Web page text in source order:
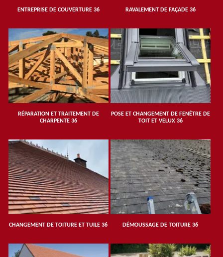
ENTREPRISE DE COUVERTURE 36 RAVALEMENT DE FAÇADE 36
RÉPARATION ET TRAITEMENT DE
CHARPENTE 36
POSE ET CHANGEMENT DE FENÊTRE DE
TOIT ET VELUX 36
CHANGEMENT DE TOITURE ET TUILE 36 DÉMOUSSAGE DE TOITURE 36